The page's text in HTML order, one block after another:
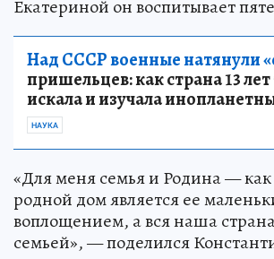
Екатериной он воспитывает
Над СССР военные натянули
пришельцев: как страна 13
искала и изучала
НАУКА
«Для меня семья и Родина — как
родной дом является ее
воплощением, а вся наша
семьей», — поделился